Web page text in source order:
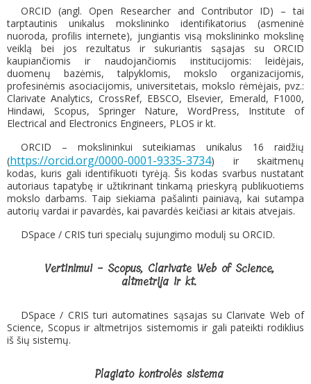
ORCID (angl. Open Researcher and Contributor ID) – tai
tarptautinis unikalus mokslininko identifikatorius (asmeninė
nuoroda, profilis internete), jungiantis visą mokslininko mokslinę
veiklą bei jos rezultatus ir sukuriantis sąsajas su ORCID
kaupiančiomis ir naudojančiomis institucijomis: leidėjais,
duomenų bazėmis, talpyklomis, mokslo organizacijomis,
profesinėmis asociacijomis, universitetais, mokslo rėmėjais, pvz.:
Clarivate Analytics, CrossRef, EBSCO, Elsevier, Emerald, F1000,
Hindawi, Scopus, Springer Nature, WordPress, Institute of
Electrical and Electronics Engineers, PLOS ir kt.
ORCID – mokslininkui suteikiamas unikalus 16 raidžių
(https://orcid.org/0000-0001-9335-3734) ir skaitmenų
kodas, kuris gali identifikuoti tyrėją. Šis kodas svarbus nustatant
autoriaus tapatybę ir užtikrinant tinkamą prieskyrą publikuotiems
mokslo darbams. Taip siekiama pašalinti painiavą, kai sutampa
autorių vardai ir pavardės, kai pavardės keičiasi ar kitais atvejais.
DSpace / CRIS turi specialų sujungimo modulį su ORCID.
Vertinimui - Scopus, Clarivate Web of Science,
altmetrija ir kt.
DSpace / CRIS turi automatines sąsajas su Clarivate Web of
Science, Scopus ir altmetrijos sistemomis ir gali pateikti rodiklius
iš šių sistemų.
Plagiato kontrolės sistema